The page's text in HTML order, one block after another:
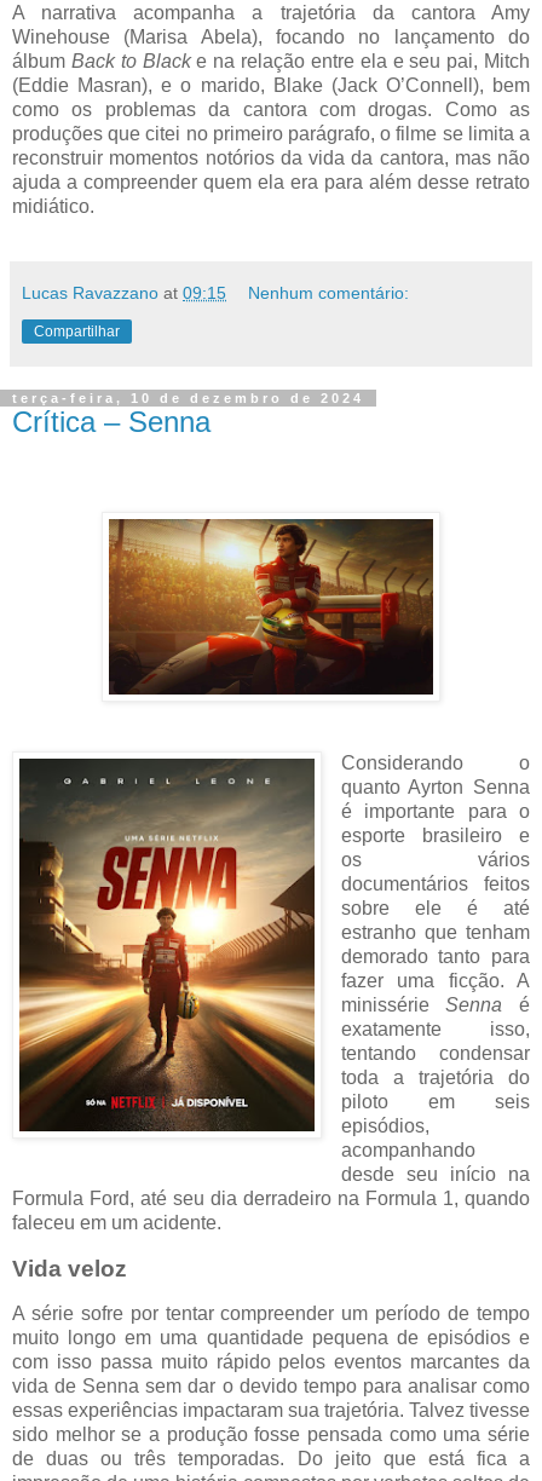
A narrativa acompanha a trajetória da cantora Amy
Winehouse (Marisa Abela), focando no lançamento do
álbum Back to Blacke na relação entre ela e seu pai, Mitch
(Eddie Masran), e o marido, Blake (Jack O’Connell), bem
como os problemas da cantora com drogas. Como as
produções que citei no primeiro parágrafo, o filme se limita a
reconstruir momentos notórios da vida da cantora, mas não
ajuda a compreender quem ela era para além desse retrato
midiático.
Lucas Ravazzano at 09:15 Nenhum comentário:
Compartilhar
terça-feira, 10 de dezembro de 2024
Crítica – Senna
Considerando o
quanto Ayrton Senna
é importante para o
esporte brasileiro e
os vários
documentários feitos
sobre ele é até
estranho que tenham
demorado tanto para
fazer uma ficção. A
minissérieSennaé
exatamente isso,
tentando condensar
toda a trajetória do
piloto em seis
episódios,
acompanhando
desde seu início na
Formula Ford, até seu dia derradeiro na Formula 1, quando
faleceu em um acidente.
Vida veloz
A série sofre por tentar compreender um período de tempo
muito longo em uma quantidade pequena de episódios e
com isso passa muito rápido pelos eventos marcantes da
vida de Senna sem dar o devido tempo para analisar como
essas experiências impactaram sua trajetória. Talvez tivesse
sido melhor se a produção fosse pensada como uma série
de duas ou três temporadas. Do jeito que está fica a